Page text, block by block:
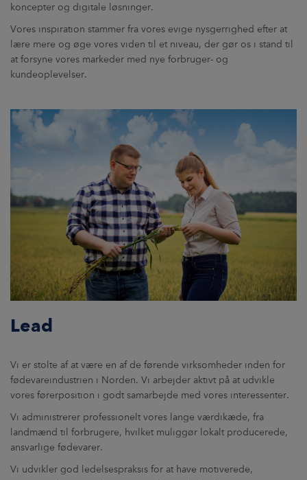
koncepter og digitale løsninger.
Vores inspiration stammer fra vores evige nysgerrighed efter at
lære mere og øge vores viden til et niveau, der gør os i stand til
at forsyne vores markeder med nye forbruger- og
kundeoplevelser.
Lead
Vi er stolte af at være en af de førende virksomheder inden for
fødevareindustrien i Norden. Vi arbejder aktivt på at udvikle
vores førerposition i godt samarbejde med vores interessenter.
Vi administrerer professionelt vores lange værdikæde, fra
landmænd til forbrugere, hvilket muliggør lokalt producerede,
ansvarlige fødevarer.
Vi udvikler god ledelsespraksis for at have motiverede,